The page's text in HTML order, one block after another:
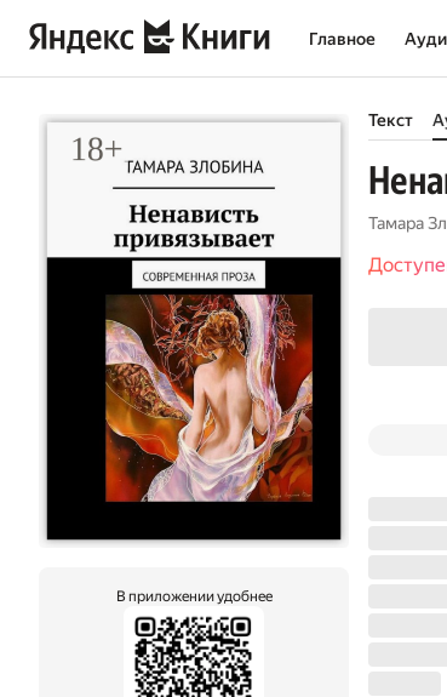
Главное
В приложении удобнее
Текст
Тамара